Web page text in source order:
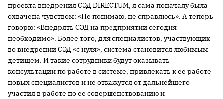
проекта внедрения СЭД DIRECTUM, я сама поначалу была
охвачена чувством: «Не понимаю, не справлюсь». А теперь
говорю: «Внедрять СЭД на предприятии сегодня
необходимо». Более того, для специалистов, участвующих
во внедрении СЭД «с нуля», система становится любимым
детищем. И такие сотрудники будут оказывать
консультации по работе в системе, привлекать к ее работе
новых специалистов и не откажутся от дальнейшего
участия в работе по ее совершенствованию и